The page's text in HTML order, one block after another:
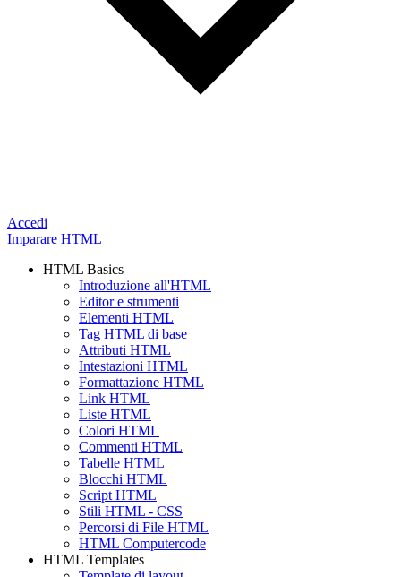
Accedi
Imparare HTML
HTML Basics
Introduzione all'HTML
Editor e strumenti
Elementi HTML
Tag HTML di base
Attributi HTML
Intestazioni HTML
Formattazione HTML
Link HTML
Liste HTML
Colori HTML
Commenti HTML
Tabelle HTML
Blocchi HTML
Script HTML
Stili HTML - CSS
Percorsi di File HTML
HTML Computercode
HTML Templates